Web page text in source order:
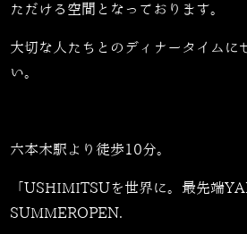
ただける空間となっております。
大切な人たちとのディナータイムに
い。
六本木駅より徒歩10分。
「USHIMITSUを世界に。最先端
SUMMEROPEN.